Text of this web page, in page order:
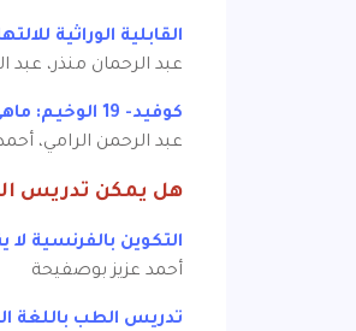
القابلية الوراثية
عبد الرحمان منذر، عبد
كوفيد- 19 الوخيم: ماهي عوامل الاختطار ؟ الوبائية - المراضية - الوراثية - المناعية
عبد الرحمن الرامي،
هل يمكن تدريس
التكوين بالفرنسية
أحمد عزيز بوصفيحة
تدريس الطب باللغة